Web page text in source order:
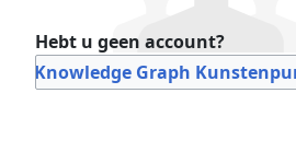
Hebt u geen account?
Bij Knowledge Graph